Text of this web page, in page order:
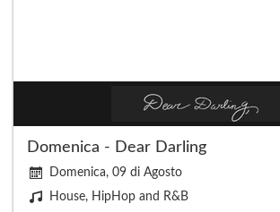
Domenica - Dear Darling
Domenica, 09 di Agosto
House, HipHop and R&B